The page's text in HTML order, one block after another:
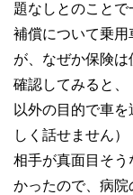
題なしとのことで
補償について乗
が、なぜか保険は
確認してみると
以外の目的で車
しく話せません）
相手が真面目そ
かったので、病院